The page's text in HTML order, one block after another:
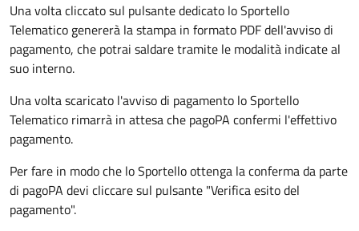
Una volta cliccato sul pulsante dedicato lo Sportello
Telematico genererà la stampa in formato PDF dell'avviso di
pagamento, che potrai saldare tramite le modalità indicate al
suo interno.
Una volta scaricato l'avviso di pagamento lo Sportello
Telematico rimarrà in attesa che pagoPA confermi l'effettivo
pagamento.
Per fare in modo che lo Sportello ottenga la conferma da parte
di pagoPA devi cliccare sul pulsante "Verifica esito del
pagamento".